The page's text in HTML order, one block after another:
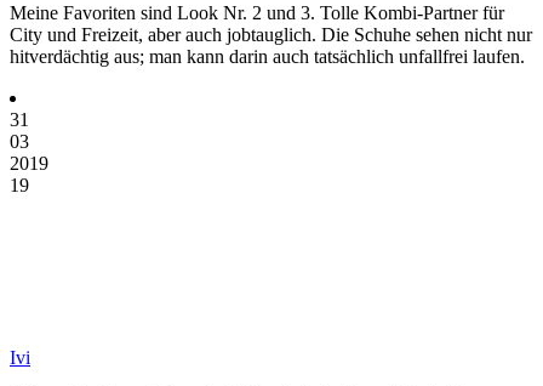
Meine Favoriten sind Look Nr. 2 und 3. Tolle Kombi-Partner für
City und Freizeit, aber auch jobtauglich. Die Schuhe sehen nicht nur
hitverdächtig aus; man kann darin auch tatsächlich unfallfrei laufen.
31
03
2019
19
Ivi